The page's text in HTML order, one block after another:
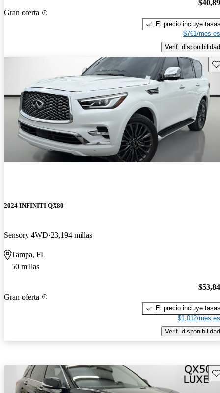
Gran oferta
El precio incluye tasas
$761/mes
Verif. disponibilidad
2024 INFINITI QX80
Sensory 4WD 23,194 millas
Tampa, FL
50 millas
Gran oferta
El precio incluye tasas
$1,012/mes
Verif. disponibilidad